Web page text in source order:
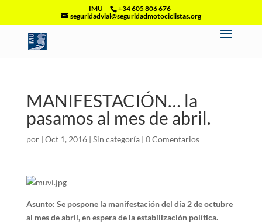
IMU
+34 605 806 676
seguridadvial@seguridadmotociclistas.org
MANIFESTACIÓN… la
pasamos al mes de abril.
por | Oct 1, 2016| Sin categoría| 0 Comentarios
Asunto: Se pospone la manifestación del día 2 de octubre
al mes de abril, en espera de la estabilización política.